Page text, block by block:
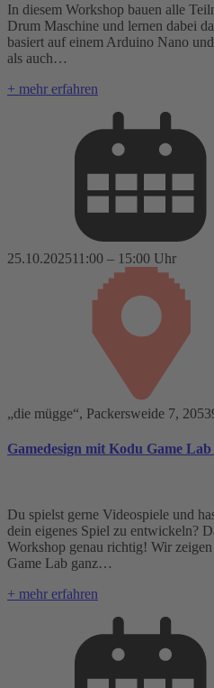
In diesem Workshop bauen alle
Drum Maschine und lernen dabei
basiert auf einem Arduino Nano
als auch…
+ mehr erfahren
25.10.202511:00 – 15:00 Uhr
„die mügge“, Packersweide 7,
Gamedesign mit Kodu Game
Du spielst gerne Videospiele und
dein eigenes Spiel zu entwickeln?
Workshop genau richtig! Wir
Game Lab ganz…
+ mehr erfahren